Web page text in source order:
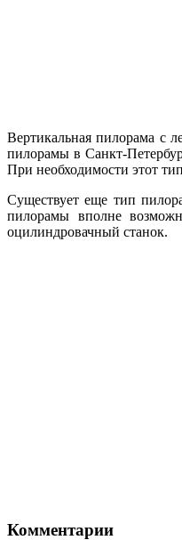
Вертикальная пилорама с
пилорамы в Санкт-
При необходимости этот
Существует еще тип
пилорамы вполне
оцилиндровачный станок.
Комментарии